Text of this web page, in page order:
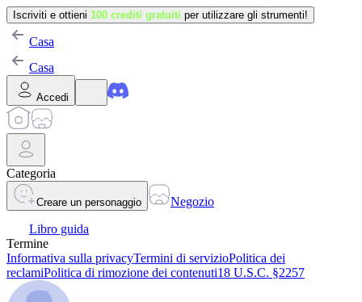
Iscriviti e ottieni 100 crediti gratuiti per utilizzare gli strumenti!
Casa
Casa
Accedi
Categoria
Creare un personaggio
Negozio
Libro guida
Termine
Informativa sulla privacyTermini di servizioPolitica dei
reclamiPolitica di rimozione dei contenuti18 U.S.C. §2257